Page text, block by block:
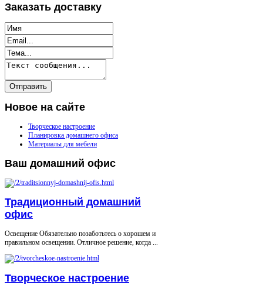
Заказать доставку
Новое на сайте
Творческое настроение
Планировка домашнего офиса
Материалы для мебели
Ваш домашний офис
Традиционный домашний
офис
Освещение Обязательно позаботьтесь о хорошем и
правильном освещении. Отличное решение, когда ...
Творческое настроение